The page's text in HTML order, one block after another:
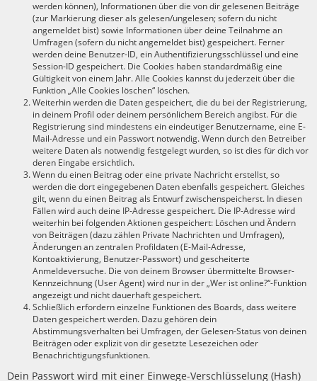
werden können), Informationen über die von dir gelesenen Beiträge
(zur Markierung dieser als gelesen/ungelesen; sofern du nicht
angemeldet bist) sowie Informationen über deine Teilnahme an
Umfragen (sofern du nicht angemeldet bist) gespeichert. Ferner
werden deine Benutzer-ID, ein Authentifizierungsschlüssel und eine
Session-ID gespeichert. Die Cookies haben standardmäßig eine
Gültigkeit von einem Jahr. Alle Cookies kannst du jederzeit über die
Funktion „Alle Cookies löschen“ löschen.
Weiterhin werden die Daten gespeichert, die du bei der Registrierung,
in deinem Profil oder deinem persönlichem Bereich angibst. Für die
Registrierung sind mindestens ein eindeutiger Benutzername, eine E-
Mail-Adresse und ein Passwort notwendig. Wenn durch den Betreiber
weitere Daten als notwendig festgelegt wurden, so ist dies für dich vor
deren Eingabe ersichtlich.
Wenn du einen Beitrag oder eine private Nachricht erstellst, so
werden die dort eingegebenen Daten ebenfalls gespeichert. Gleiches
gilt, wenn du einen Beitrag als Entwurf zwischenspeicherst. In diesen
Fällen wird auch deine IP-Adresse gespeichert. Die IP-Adresse wird
weiterhin bei folgenden Aktionen gespeichert: Löschen und Ändern
von Beiträgen (dazu zählen Private Nachrichten und Umfragen),
Änderungen an zentralen Profildaten (E-Mail-Adresse,
Kontoaktivierung, Benutzer-Passwort) und gescheiterte
Anmeldeversuche. Die von deinem Browser übermittelte Browser-
Kennzeichnung (User Agent) wird nur in der „Wer ist online?“-Funktion
angezeigt und nicht dauerhaft gespeichert.
Schließlich erfordern einzelne Funktionen des Boards, dass weitere
Daten gespeichert werden. Dazu gehören dein
Abstimmungsverhalten bei Umfragen, der Gelesen-Status von deinen
Beiträgen oder explizit von dir gesetzte Lesezeichen oder
Benachrichtigungsfunktionen.
Dein Passwort wird mit einer Einwege-Verschlüsselung (Hash)